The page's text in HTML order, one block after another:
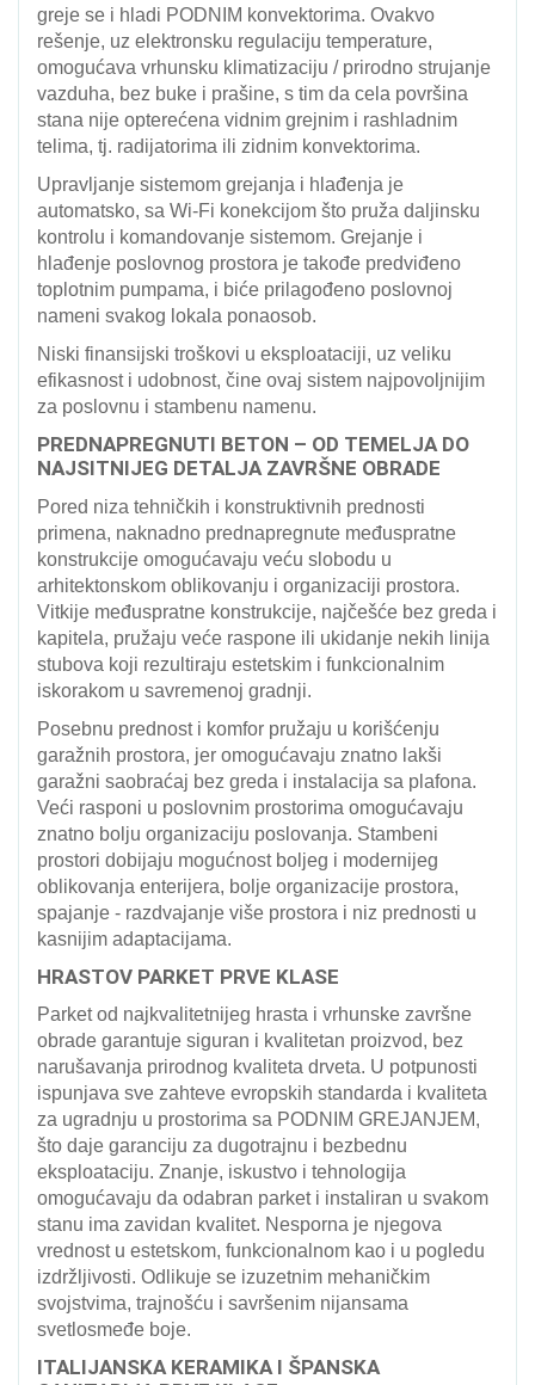
greje se i hladi PODNIM konvektorima. Ovakvo
rešenje, uz elektronsku regulaciju temperature,
omogućava vrhunsku klimatizaciju / prirodno strujanje
vazduha, bez buke i prašine, s tim da cela površina
stana nije opterećena vidnim grejnim i rashladnim
telima, tj. radijatorima ili zidnim konvektorima.
Upravljanje sistemom grejanja i hlađenja je
automatsko, sa Wi-Fi konekcijom što pruža daljinsku
kontrolu i komandovanje sistemom. Grejanje i
hlađenje poslovnog prostora je takođe predviđeno
toplotnim pumpama, i biće prilagođeno poslovnoj
nameni svakog lokala ponaosob.
Niski finansijski troškovi u eksploataciji, uz veliku
efikasnost i udobnost, čine ovaj sistem najpovoljnijim
za poslovnu i stambenu namenu.
PREDNAPREGNUTI BETON – OD TEMELJA DO
NAJSITNIJEG DETALJA ZAVRŠNE OBRADE
Pored niza tehničkih i konstruktivnih prednosti
primena, naknadno prednapregnute međuspratne
konstrukcije omogućavaju veću slobodu u
arhitektonskom oblikovanju i organizaciji prostora.
Vitkije međuspratne konstrukcije, najčešće bez greda i
kapitela, pružaju veće raspone ili ukidanje nekih linija
stubova koji rezultiraju estetskim i funkcionalnim
iskorakom u savremenoj gradnji.
Posebnu prednost i komfor pružaju u korišćenju
garažnih prostora, jer omogućavaju znatno lakši
garažni saobraćaj bez greda i instalacija sa plafona.
Veći rasponi u poslovnim prostorima omogućavaju
znatno bolju organizaciju poslovanja. Stambeni
prostori dobijaju mogućnost boljeg i modernijeg
oblikovanja enterijera, bolje organizacije prostora,
spajanje - razdvajanje više prostora i niz prednosti u
kasnijim adaptacijama.
HRASTOV PARKET PRVE KLASE
Parket od najkvalitetnijeg hrasta i vrhunske završne
obrade garantuje siguran i kvalitetan proizvod, bez
narušavanja prirodnog kvaliteta drveta. U potpunosti
ispunjava sve zahteve evropskih standarda i kvaliteta
za ugradnju u prostorima sa PODNIM GREJANJEM,
što daje garanciju za dugotrajnu i bezbednu
eksploataciju. Znanje, iskustvo i tehnologija
omogućavaju da odabran parket i instaliran u svakom
stanu ima zavidan kvalitet. Nesporna je njegova
vrednost u estetskom, funkcionalnom kao i u pogledu
izdržljivosti. Odlikuje se izuzetnim mehaničkim
svojstvima, trajnošću i savršenim nijansama
svetlosmeđe boje.
ITALIJANSKA KERAMIKA I ŠPANSKA